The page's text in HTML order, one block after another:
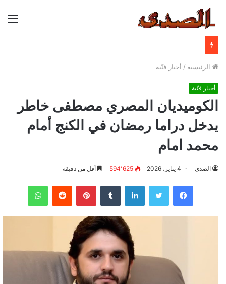
الرئيسية / أخبار فنّية
أخبار فنّية
الكوميديان المصري مصطفى خاطر
يدخل دراما رمضان في الكنج أمام
محمد امام
الصدى 4 يناير، 2026 594٬625 أقل من دقيقة
فيسبوك تويتر لينكدإن بينتيريست واتساب